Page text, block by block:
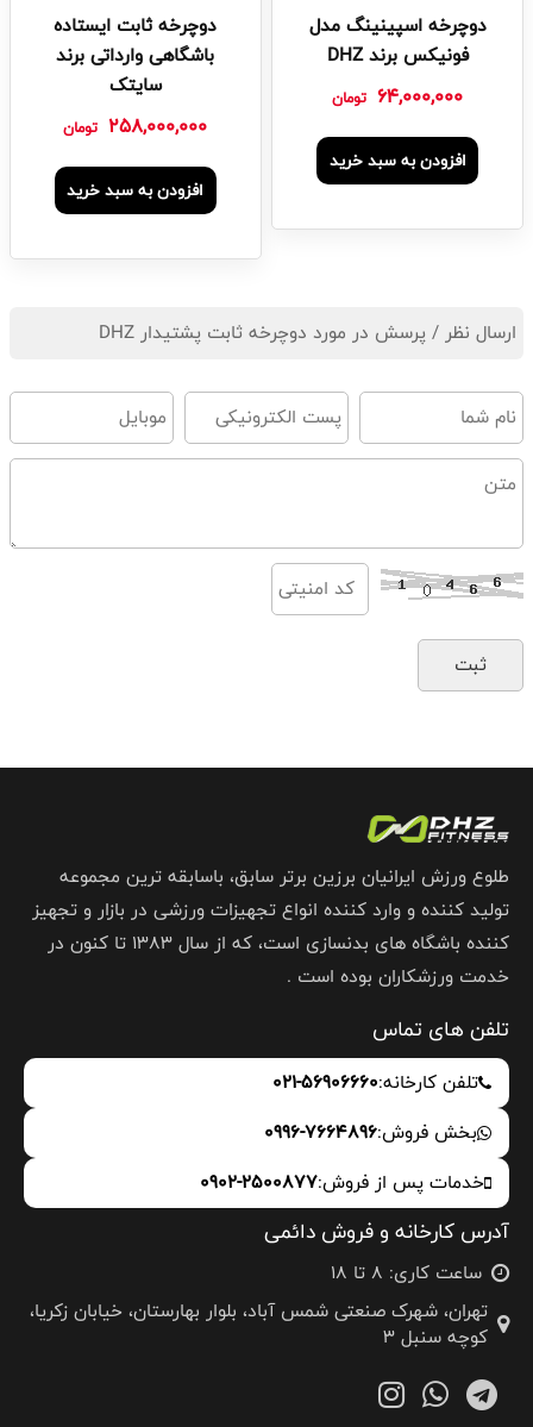
دوچرخه اسپینینگ مدل
فونیکس برند DHZ
64,000,000 تومان
افزودن به سبد خرید
دوچرخه ثابت ایستاده
باشگاهی وارداتی برند
سایتک
258,000,000 تومان
افزودن به سبد خرید
ارسال نظر / پرسش در مورد دوچرخه ثابت پشتیدار DHZ
طلوع ورزش ایرانیان برزین برتر سابق، باسابقه ترین مجموعه
تولید کننده و وارد کننده انواع تجهیزات ورزشی در بازار و تجهیز
کننده باشگاه های بدنسازی است، که از سال 1383 تا کنون در
خدمت ورزشکاران بوده است .
تلفن های تماس
تلفن کارخانه:021-56906660
بخش فروش:0996-7664896
خدمات پس از فروش:0902-2500877
آدرس کارخانه و فروش دائمی
ساعت کاری: 8 تا 18
تهران، شهرک صنعتی شمس آباد، بلوار بهارستان، خیابان زکریا،
کوچه سنبل 3